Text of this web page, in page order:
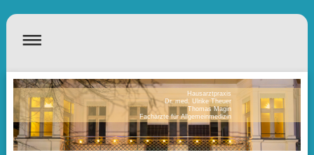
Hausarztpraxis
Dr. med. Ulrike Theuer
Thomas Magin
Fachärzte für Allgemeinmedizin